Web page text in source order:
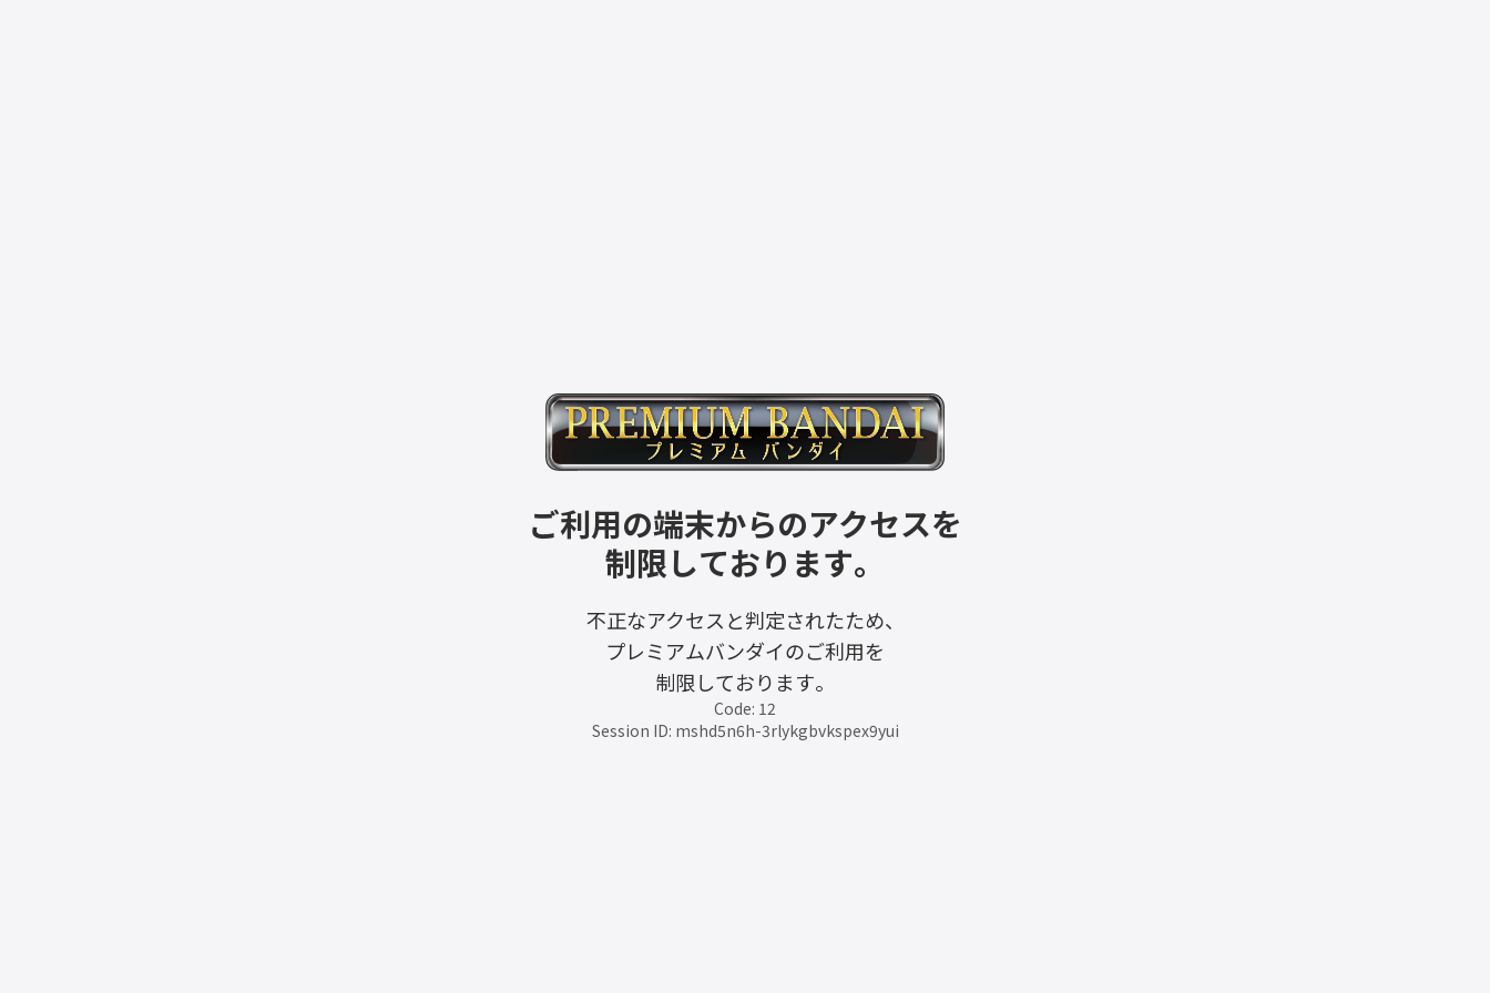
ご利用の端末からのアクセスを
制限しております。
不正なアクセスと判定されたため、
プレミアムバンダイのご利用を
制限しております。
Code: 12
Session ID: mshd5n6h-3rlykgbvkspex9yui